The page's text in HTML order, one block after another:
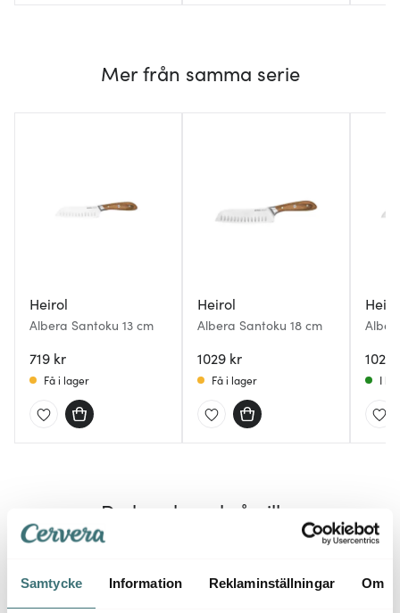
Samtycke Information Reklaminställningar Om
Mer från samma serie
Heirol
Albera Santoku 13 cm
719 kr
Få i lager
Heirol
Albera Santoku 18 cm
1029 kr
Få i lager
1029
I
Du kanske också gillar